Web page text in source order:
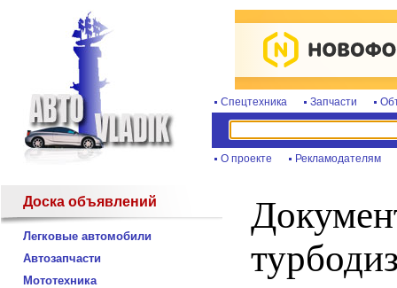
Спецтехника Запчасти
О проекте Рекламодателям
Доска объявлений
Легковые автомобили
Автозапчасти
Мототехника